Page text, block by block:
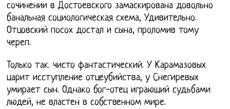
сочинении в Достоевского замаскирована довольно
банальная социологическая схема, Удивительно.
Отцовский посох достал и сына, проломив тому
череп.
Только так. чисто фантастический. У Карамазовых
царит исступление отцеубийства, у Снегиревых
умирает сын. Однако бог-отец играющий судьбами
людей, не властен в собственном мире.